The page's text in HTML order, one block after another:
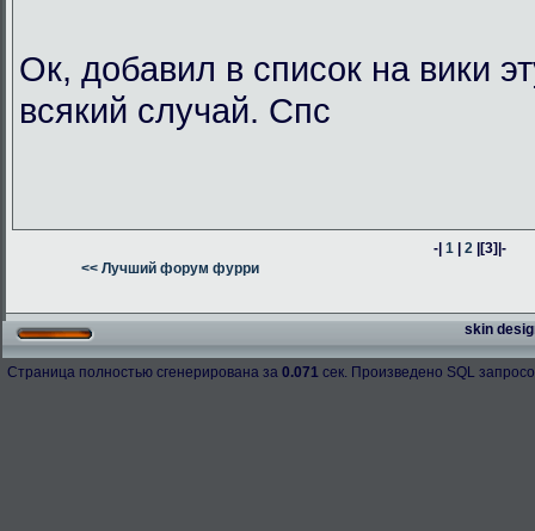
Ок, добавил в список на вики
всякий случай. Спс
-|1 |2 |[3]|-
<< Лучший форум фурри
skin
Страница полностью сгенерирована за 0.071 сек. Произведено SQL